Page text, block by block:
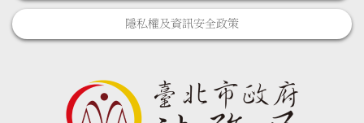
隱私權及資訊安全政策